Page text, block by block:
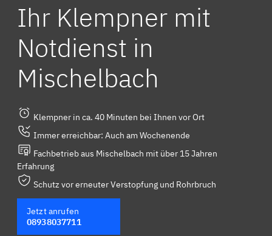
Ihr Klempner mit
Notdienst in
Mischelbach
Klempner in ca. 40 Minuten bei Ihnen vor Ort
Immer erreichbar: Auch am Wochenende
Fachbetrieb aus Mischelbach mit über 15 Jahren
Erfahrung
Schutz vor erneuter Verstopfung und Rohrbruch
Jetzt anrufen
08938037711